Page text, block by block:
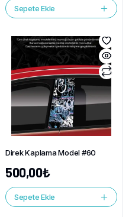
Sepete Ekle
Direk Kaplama Model #60
500,00₺
Sepete Ekle